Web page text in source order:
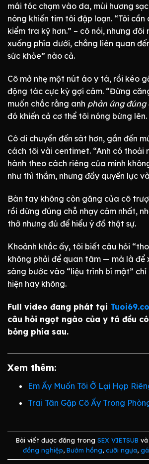
mái tóc chạm vào da, mùi hương
nóng khiến tim tôi đập loạn. “Tôi
kiểm tra kỹ hơn.” – cô nói, nhưng đôi
xuống phía dưới, chẳng liên quan
sức khỏe” nào cả.
Cô mở nhẹ một nút áo y tá, rồi kéo
động tác cực kỳ gợi cảm. “Đừng
muốn chắc rằng anh phản ứng đúng
đó khiến cả cơ thể tôi nóng bừng lên.
Cô di chuyển đến sát hơn, gần đến
cách tôi vài centimet. “Anh có thoải
hành theo cách riêng của mình
như thì thầm, nhưng đầy quyền lực
Bàn tay không còn găng của cô
rồi dừng đúng chỗ nhạy cảm nhất,
thở nhưng đủ để hiểu ý đồ thật sự.
Khoảnh khắc ấy, tôi biết câu hỏi
không phải để quan tâm — mà là để
sàng bước vào “liệu trình bí mật”
hiện hay không.
Full video đang phát tại
câu hỏi ngọt ngào của y tá đều
bỏng phía sau.
Xem thêm:
Em Ấy Muốn Tôi Ở Lại Họp
Trai Tân Gặp Cô Ấy Trong
Bài viết được đăng trong SEX VIETSUB
đồng nghiệp, Bướm hồng, cưỡi ngựa,